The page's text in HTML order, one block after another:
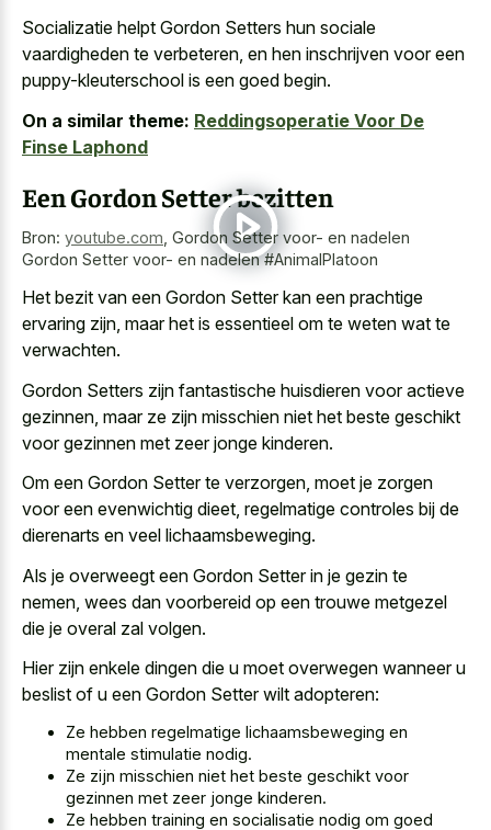
Socializatie helpt Gordon Setters hun sociale
vaardigheden te verbeteren, en hen inschrijven voor een
puppy-kleuterschool is een goed begin.
On a similar theme: Reddingsoperatie Voor De
Finse Laphond
Een Gordon Setter bezitten
Bron: youtube.com Gordon Setter voor- en nadelen
Gordon Setter voor- en nadelen #AnimalPlatoon
Het bezit van een Gordon Setter kan een prachtige
ervaring zijn, maar het is essentieel om te weten wat te
verwachten.
Gordon Setters zijn fantastische huisdieren voor actieve
gezinnen , maar ze zijn misschien niet het beste geschikt
voor gezinnen met zeer jonge kinderen.
Om een Gordon Setter te verzorgen, moet je zorgen
voor een evenwichtig dieet, regelmatige controles bij de
dierenarts en veel lichaamsbeweging.
Als je overweegt een Gordon Setter in je gezin te
nemen, wees dan voorbereid op een trouwe metgezel
die je overal zal volgen.
Hier zijn enkele dingen die u moet overwegen wanneer u
beslist of u een Gordon Setter wilt adopteren:
Ze hebben regelmatige lichaamsbeweging en
mentale stimulatie nodig.
Ze zijn misschien niet het beste geschikt voor
gezinnen met zeer jonge kinderen.
Ze hebben training en socialisatie nodig om goed